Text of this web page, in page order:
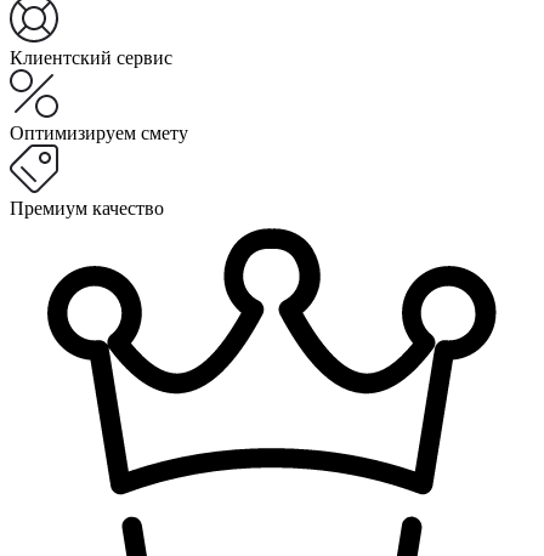
Клиентский сервис
Оптимизируем смету
Премиум качество